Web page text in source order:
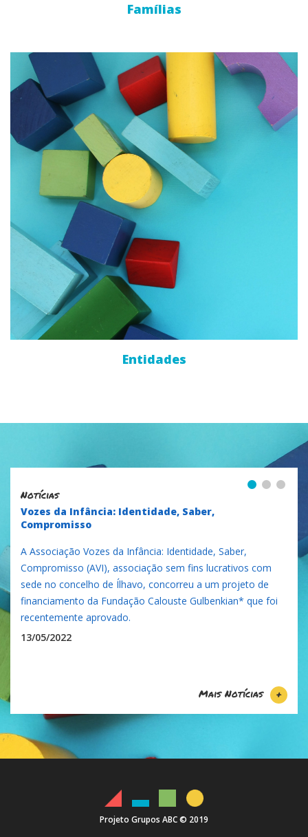
Famílias
Entidades
Notícias
Vozes da Infância: Identidade, Saber,
Compromisso
A Associação Vozes da Infância: Identidade, Saber,
Compromisso (AVI), associação sem fins lucrativos com
sede no concelho de Ílhavo, concorreu a um projeto de
financiamento da Fundação Calouste Gulbenkian* que foi
recentemente aprovado.
13/05/2022
Mais Notícias +
1 2 3
Projeto Grupos ABC © 2019